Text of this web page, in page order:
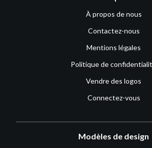
À propos de nous
Contactez-nous
Mentions légales
Politique de
Vendre des logos
Connectez-vous
Modèles de design